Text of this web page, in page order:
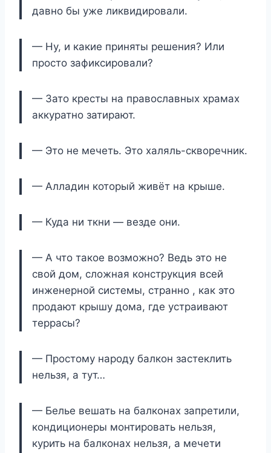
давно бы уже ликвидировали.
— Ну, и какие приняты решения? Или
просто зафиксировали?
— Зато кресты на православных храмах
аккуратно затирают.
— Это не мечеть. Это халяль-скворечник.
— Алладин который живёт на крыше.
— Куда ни ткни — везде они.
— А что такое возможно? Ведь это не
свой дом, сложная конструкция всей
инженерной системы, странно , как это
продают крышу дома, где устраивают
террасы?
— Простому народу балкон застеклить
нельзя, а тут…
— Белье вешать на балконах запретили,
кондиционеры монтировать нельзя,
курить на балконах нельзя, а мечети